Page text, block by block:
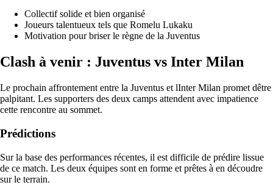
Collectif solide et bien organisé
Joueurs talentueux tels que Romelu Lukaku
Motivation pour briser le règne de la Juventus
Clash à venir : Juventus vs Inter Milan
Le prochain affrontement entre la Juventus et lInter Milan promet dêtre
palpitant. Les supporters des deux camps attendent avec impatience
cette rencontre au sommet.
Prédictions
Sur la base des performances récentes, il est difficile de prédire lissue
de ce match. Les deux équipes sont en forme et prêtes à en découdre
sur le terrain.